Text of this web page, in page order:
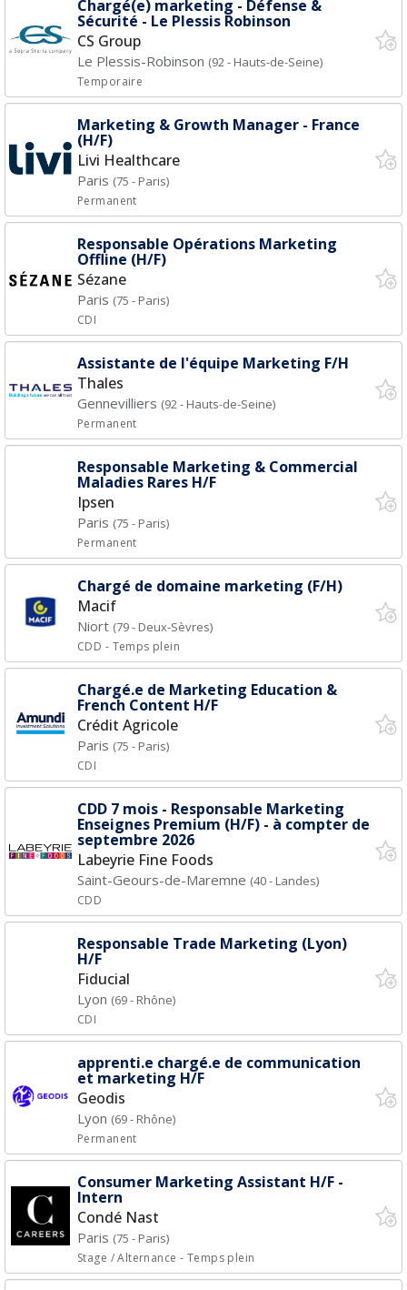
Chargé(e) marketing - Défense &
Sécurité - Le Plessis Robinson
CS Group
Le Plessis-Robinson (92 - Hauts-de-Seine)
Temporaire
Marketing & Growth Manager - France
(H/F)
Livi Healthcare
Paris (75 - Paris)
Permanent
Responsable Opérations Marketing
Offline (H/F)
Sézane
Paris (75 - Paris)
CDI
Assistante de l'équipe Marketing F/H
Thales
Gennevilliers (92 - Hauts-de-Seine)
Permanent
Responsable Marketing & Commercial
Maladies Rares H/F
Ipsen
Paris (75 - Paris)
Permanent
Chargé de domaine marketing (F/H)
Macif
Niort (79 - Deux-Sèvres)
CDD - Temps plein
Chargé.e de Marketing Education &
French Content H/F
Crédit Agricole
Paris (75 - Paris)
CDI
CDD 7 mois - Responsable Marketing
Enseignes Premium (H/F) - à compter de
septembre 2026
Labeyrie Fine Foods
Saint-Geours-de-Maremne (40 - Landes)
CDD
Responsable Trade Marketing (Lyon)
H/F
Fiducial
Lyon (69 - Rhône)
CDI
apprenti.e chargé.e de communication
et marketing H/F
Geodis
Lyon (69 - Rhône)
Permanent
Consumer Marketing Assistant H/F -
Intern
Condé Nast
Paris (75 - Paris)
Stage / Alternance - Temps plein